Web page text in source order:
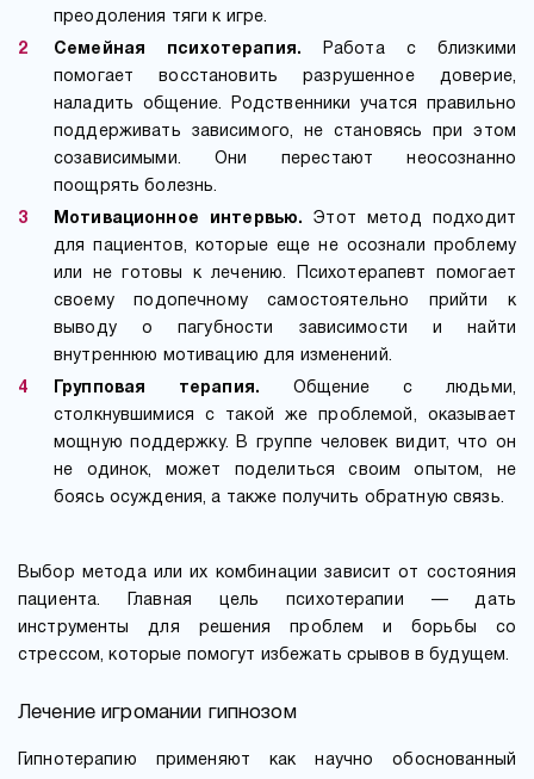
преодоления тяги к игре.
Семейная психотерапия.
Работа с близкими
помогает восстановить разрушенное доверие,
наладить общение. Родственники учатся правильно
поддерживать зависимого, не становясь при этом
созависимыми. Они перестают неосознанно
поощрять болезнь.
Мотивационное интервью. Этот метод подходит
для пациентов, которые еще не осознали проблему
или не готовы к лечению. Психотерапевт помогает
своему подопечному самостоятельно прийти к
выводу о пагубности зависимости и найти
внутреннюю мотивацию для изменений.
Групповая терапия. Общение с людьми,
столкнувшимися с такой же проблемой, оказывает
мощную поддержку. В группе человек видит, что он
не одинок, может поделиться своим опытом, не
боясь осуждения, а также получить обратную связь.
Выбор метода или их комбинации зависит от состояния
пациента. Главная цель психотерапии — дать
инструменты для решения проблем и борьбы со
стрессом, которые помогут избежать срывов в будущем.
Лечение игромании гипнозом
Гипнотерапию применяют как научно обоснованный